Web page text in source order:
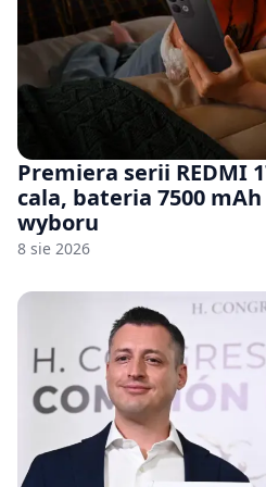
Premiera serii REDMI
cala, bateria 7500
wyboru
8 sie 2026